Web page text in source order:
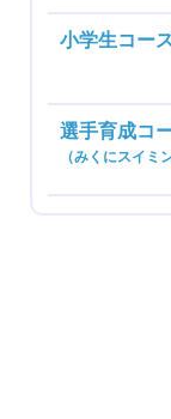
小学生コー
選手育成コ
（みくにスイミ